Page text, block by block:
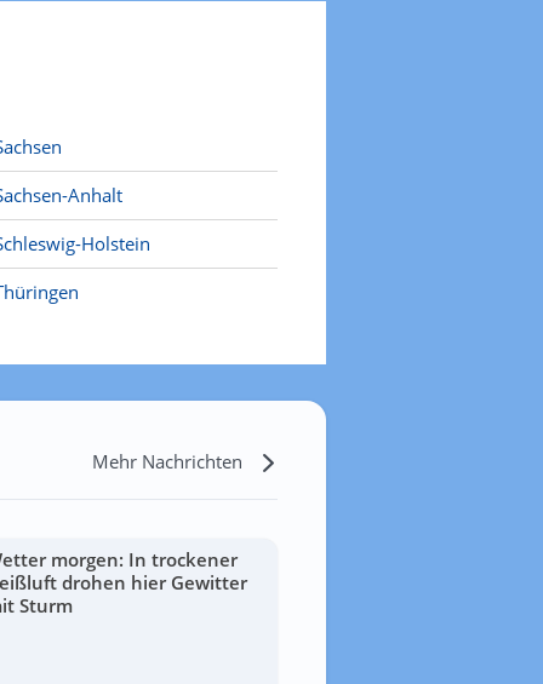
Anhalt
Holstein
Mehr Nachrichten
morgen: In trockener
drohen hier Gewitter
Sturm